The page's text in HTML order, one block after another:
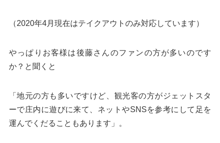
（2020年4月現在はテイクアウトのみ対応しています）
やっぱりお客様は後藤さんのファンの方が多いのです
か？と聞くと
「地元の方も多いですけど、観光客の方がジェットスタ
ーで庄内に遊びに来て、ネットやSNSを参考にして足を
運んでくだることもあります」。